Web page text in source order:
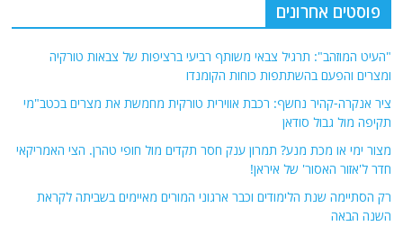
פוסטים אחרונים
"העיט המוזהב": תרגיל צבאי משותף רביעי ברציפות של צבאות טורקיה
ומצרים והפעם בהשתתפות כוחות הקומנדו
ציר אנקרה-קהיר נחשף: רכבת אווירית טורקית מחמשת את מצרים בכטב"מי
תקיפה מול גבול סודאן
מצור ימי או מכת מנע? תמרון ענק חסר תקדים מול חופי טהרן. הצי האמריקאי
חדר ל'אזור האסור' של איראן!
רק הסתיימה שנת הלימודים וכבר ארגוני המורים מאיימים בשביתה לקראת
השנה הבאה